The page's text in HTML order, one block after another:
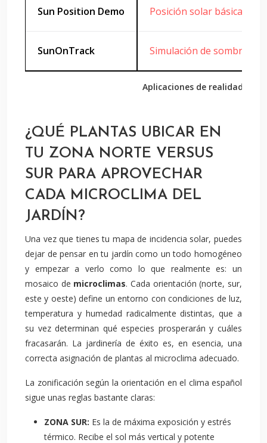
Aplicaciones de realidad
Sun Position Demo Posición solar básica
SunOnTrack Simulación de sombras
¿QUÉ PLANTAS UBICAR EN
TU ZONA NORTE VERSUS
SUR PARA APROVECHAR
CADA MICROCLIMA DEL
JARDÍN?
Una vez que tienes tu mapa de incidencia solar, puedes
dejar de pensar en tu jardín como un todo homogéneo
y empezar a verlo como lo que realmente es: un
mosaico de microclimas. Cada orientación (norte, sur,
este y oeste) define un entorno con condiciones de luz,
temperatura y humedad radicalmente distintas, que a
su vez determinan qué especies prosperarán y cuáles
fracasarán. La jardinería de éxito es, en esencia, una
correcta asignación de plantas al microclima adecuado.
La zonificación según la orientación en el clima español
sigue unas reglas bastante claras:
ZONA SUR: Es la de máxima exposición y estrés
térmico. Recibe el sol más vertical y potente